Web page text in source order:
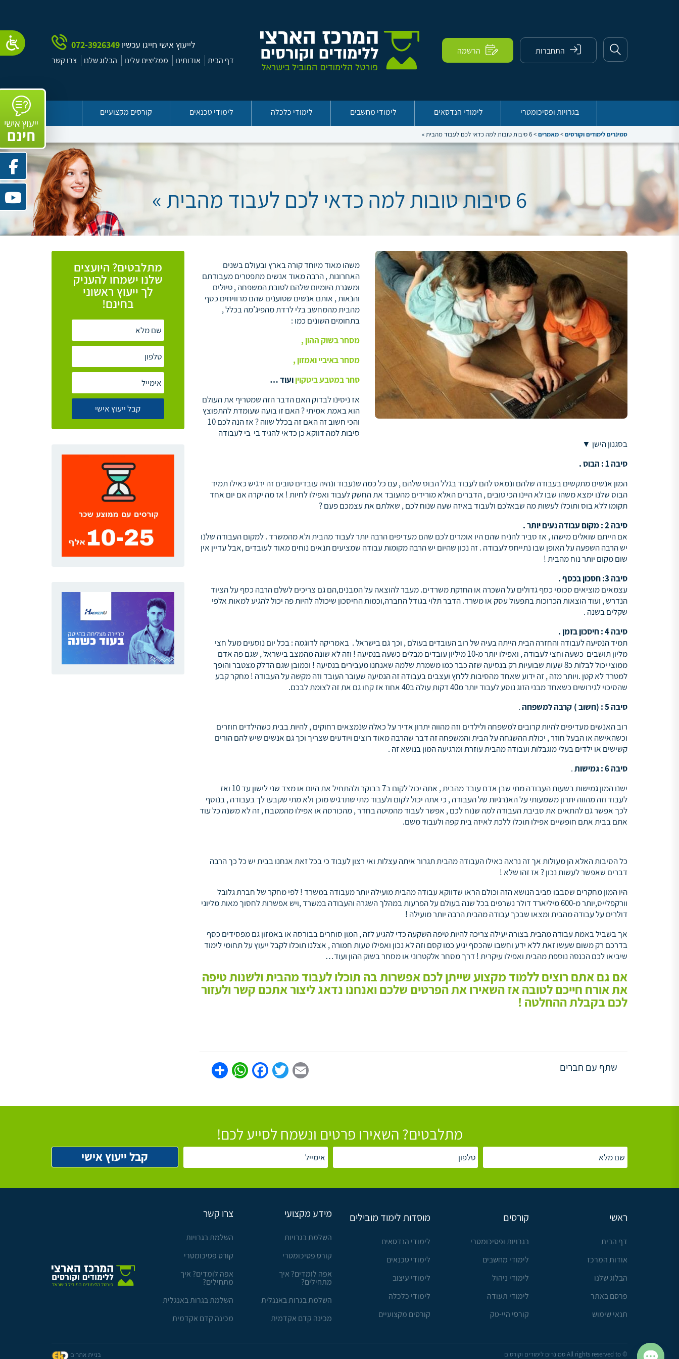
התחברות הרשמה
לייעוץ אישי חייגו עכשיו 072-3926349
דף הבית אודותינו ממליצים עלינו הבלוג שלנו צרו קשר
בגרויות ופסיכומטרי לימודי הנדסאים לימודי מחשבים לימודי כלכלה לימודי טכנאים קורסים מקצועיים
סמינרים לימודים וקורסים>מאמרים>6 סיבות טובות למה כדאי לכם לעבוד מהבית »
6 סיבות טובות למה כדאי לכם לעבוד מהבית »
משהו מאוד מיוחד קורה בארץ ובעולם בשנים
האחרונות , הרבה מאוד אנשים מתפטרים מעבודתם
ומשגרת היומיום שלהם לטובת המשפחה , טיולים
והנאות , אותם אנשים שטוענים שהם מרוויחים כסף
מהבית מהמחשב בלי לרדת מהפיג’מה בכלל ,
בתחומים השונים כמו :
מסחר בשוק ההון ,
מסחר באיביי ואמזון ,
סחר במטבע ביטקויןועוד …
אז ניסינו לבדוק האם הדבר הזה שמטריף את העולם
הוא באמת אמיתי ? האם זו בועה שעומדת להתפוצץ
והכי חשוב זה האם זה בכלל שווה ? אז הנה לכם 10
סיבות למה דווקא כן כדאי להגיד בי בי לעבודה
בסגנון הישן ▼
סיבה 1 : הבוס .
המון אנשים מתקשים בעבודה שלהם ונמאס להם לעבוד בגלל הבוס שלהם , עם כל כמה שנעבוד ונהיה עובדים טובים זה ירגיש כאילו תמיד
הבוס שלנו ימצא משהו שבו לא היינו הכי טובים , הדברים האלא מורידים מהעובד את החשק לעבוד ואפילו לחיות ! אז מה יקרה אם יום אחד
תקומו ללא בוס ותוכלו לעשות מה שבאלכם ולעבוד באיזה שעה שנוח לכם , שאלתם את עצמכם פעם ?
סיבה 2 :
מקום עבודה נעים יותר .
אם הייתם שואלים מישהו , אז סביר להניח שהם היו אומרים לכם שהם מעדיפים הרבה יותר לעבוד מהבית ולא מהמשרד . למקום העבודה שלנו
יש הרבה השפעה על האופן שבו נתייחס לעבודה . זה נכון שהיום יש הרבה מקומות עבודה שמציעים תנאים נוחים מאוד לעובדים ,אבל עדיין אין
שום מקום יותר נוח מהבית !
סיבה 3:
חסכון בכסף .
עצמאים מוציאים סכומי כסף גדולים על השכרה או החזקת משרדים. מעבר להוצאה על המבנים,הם גם צריכים לשלם הרבה כסף על הציוד
הנדרש , ועוד הוצאות הכרוכות בתפעול עסק או משרד. הדבר תלוי בגודל החברה,וכמות החיסכון שיכולה להיות פה יכול להגיע למאות אלפי
שקלים בשנה .
סיבה 4 : חיסכון בזמן .
תמיד הנסיעה לעבודה והחזרה הבית הייתה בעיה של רוב העובדים בעולם , וכך גם בישראל . באמריקה לדוגמה : בכל יום נוסעים מעל חצי
מליון תושבים כשעה וחצי לעבודה , ואפילו יותר מ-10 מיליון עובדים מבלים כשעה בנסיעה ! וזה לא שונה מהמצב בישראל , שגם פה אדם
ממוצי יכול לבלות כ8 שעות שבועיות רק בנסיעה שזה כבר כמו משמרת שלמה שאנחנו מעבירים בנסיעה ! וכמובן שגם הדלק מצטבר והופך
למטרד לא קטן .ויותר מזה , זה ידוע שאחד מהסיבות ללחץ ועצבים בעבודה זה הנסיעה שעובר העובד וזה מקשה על העבודה ! מחקר קבע
שהסיכוי לגירושים כשאחד מבני הזוג נוסע לעבוד יותר מ40 דקות עולה ב40 אחוז אז קחו גם את זה לצומת לבכם.
סיבה 5 : (חשוב ) קרבה למשפחה
.
רוב האנשים מעדיפים להיות קרובים למשפחה ולילדים וזה מהווה יתרון אדיר על כאלה שנמצאים רחוקים , להיות בבית כשהילדים חוזרים
וכשהאישה או הבעל חוזר , יכולת ההשגחה על הבית והמשפחה זה דבר שהרבה מאוד רוצים ויודעים שצריך וכך גם אנשים שיש להם הורים
קשישים או ילדים בעלי מוגבלות ועבודה מהבית עוזרת ומרגיעה המון בנושא זה .
סיבה 6 : גמישות
.
ישנו המון גמישות בשעות העבודה מתי שבן אדם עובד מהבית , אתה יכול לקום ב7 בבוקר ולהתחיל את היום או מצד שני לישון עד 10 ואז
לעבוד וזה מהווה יתרון משמעותי על האנרגיות של העבודה , כי אתה יכול לקום ולעבוד מתי שתרגיש מוכן ולא מתי שקבעו לך בעבודה , בנוסף
לכך אפשר גם להתאים את סביבת העבודה למה שנוח לכם , אפשר לעבוד מהמיטה בחדר , מהכורסה או אפילו מהמטבח , זה לא משנה כל עוד
אתם בבית אתם חופשיים אפילו תוכלו ללכת לאיזה בית קפה ולעבוד משם.
כל הסיבות האלא הן מעולות אך זה נראה כאילו העבודה מהבית תגרור איתה עצלות ואי רצון לעבוד כי בכל זאת אנחנו בבית יש כל כך הרבה
דברים שאפשר לעשות נכון ? אז זהו שלא !
היו המון מחקרים שסבבו סביב הנושא הזה וכולם הראו שדווקא עבודה מהבית מועילה יותר מעבודה במשרד ! לפי מחקר של חברת גלובל
וורקפלייס,יותר מ-600 מיליארד דולר נשרפים בכל שנה בעולם על הפרעות במהלך השגרה והעבודה במשרד ,ויש אפשרות לחסוך מאות מליוני
דולרים על עבודה מהבית ומצאו שבכך עבודה מהבית הרבה יותר מועילה !
אך בשביל באמת עבודה מהבית בצורה יעילה צריכה להיות טיפה השקעה כדי להגיע לזה , המון סוחרים בבורסה או באמזון גם מפסידים כסף
בדרכם רק משום שעשו זאת ללא ידע וחשבו שהכסף יגיע כמו קסם וזה לא נכון ואפילו טעות חמורה , אצלנו תוכלו לקבל ייעוץ על תחומי לימוד
שיביאו לכם הכנסה נוספת מהבית ואפילו עיקרית ! דרך מסחר אלקטרוני או מסחר בשוק ההון ועוד…
אם גם אתם רוצים ללמוד מקצוע שייתן לכם אפשרות בה תוכלו לעבוד מהבית ולשנות טיפה
את אורח חייכם לטובה אז השאירו את הפרטים שלכם ואנחנו נדאג ליצור אתכם קשר ולעזור
לכם בקבלת ההחלטה !
שתף עם חברים Email
Twitter
Facebook
WhatsApp
מתלבטים? היועצים
שלנו ישמחו להעניק
לך ייעוץ ראשוני
בחינם!
מתלבטים? השאירו פרטים ונשמח לסייע לכם!
ראשי
דף הבית
אודות המרכז
הבלוג שלנו
פרסם באתר
תנאי שימוש
קורסים
בגרויות ופסיכומטרי
לימודי מחשבים
לימודי ניהול
לימודי תעודה
קורסי היי-טק
מוסדות לימוד מובילים
לימודי הנדסאים
לימודי טכנאים
לימודי עיצוב
לימודי כלכלה
קורסים מקצועיים
מידע מקצועי
השלמת בגרויות
קורס פסיכומטרי
אפה לומדים? איך
מתחילים?
השלמת בגרות באנגלית
מכינה קדם אקדמית
צרו קשר
השלמת בגרויות
קורס פסיכומטרי
אפה לומדים? איך
מתחילים?
השלמת בגרות באנגלית
מכינה קדם אקדמית
© All rights reserved to סמינרים לימודים וקורסים בניית אתרים